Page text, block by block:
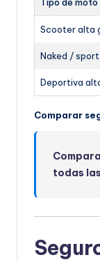
Scooter alta
Naked /
Deportiva
Comparar
todas